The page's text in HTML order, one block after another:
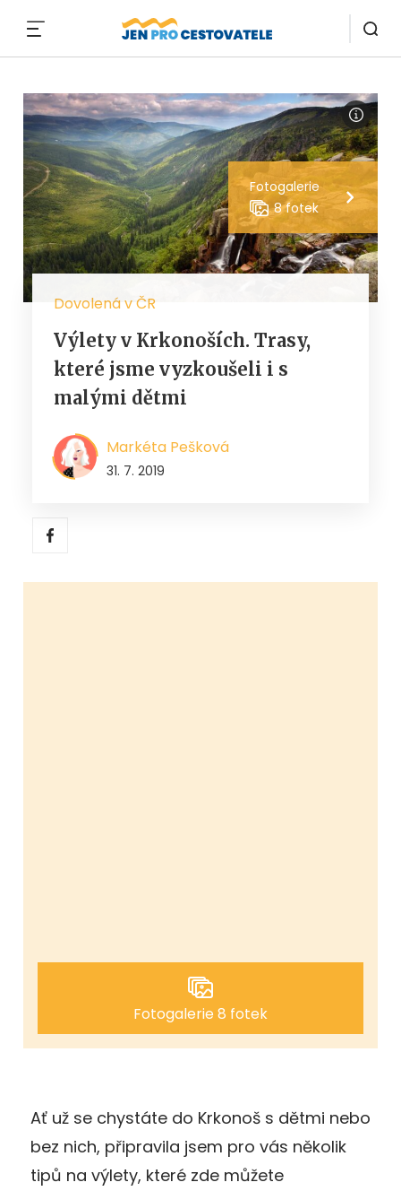
Fotogalerie
8 fotek
Dovolená v ČR
Výlety v Krkonoších. Trasy,
které jsme vyzkoušeli i s
malými dětmi
Markéta Pešková
31. 7. 2019
Fotogalerie 8 fotek
Ať už se chystáte do Krkonoš s dětmi nebo
bez nich, připravila jsem pro vás několik
tipů na výlety, které zde můžete